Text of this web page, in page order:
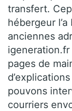
transfert.
hébergeur
anciennes
pages de
pouvons
courriers